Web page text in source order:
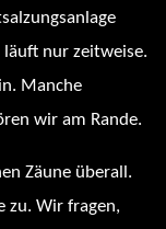
nur zeitweise.
Manche
wir am Rande.
Zäune überall.
zu. Wir fragen,